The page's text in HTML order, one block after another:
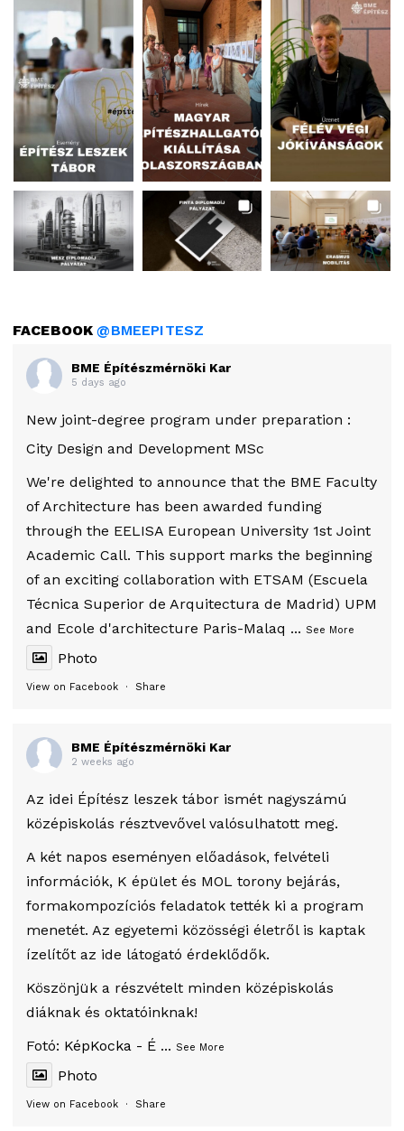
FACEBOOK@BMEEPITESZ
BME Építészmérnöki Kar
5 days ago
New joint-degree program under preparation :
City Design and Development MSc
We're delighted to announce that the BME Faculty
of Architecture has been awarded funding
through the EELISA European University 1st Joint
Academic Call. This support marks the beginning
of an exciting collaboration with ETSAM (Escuela
Técnica Superior de Arquitectura de Madrid) UPM
and Ecole d'architecture Paris-Malaq ... See More
Photo
View on Facebook · Share
BME Építészmérnöki Kar
2 weeks ago
Az idei Építész leszek tábor ismét nagyszámú
középiskolás résztvevővel valósulhatott meg.
A két napos eseményen előadások, felvételi
információk, K épület és MOL torony bejárás,
formakompozíciós feladatok tették ki a program
menetét. Az egyetemi közösségi életről is kaptak
ízelítőt az ide látogató érdeklődők.
Köszönjük a részvételt minden középiskolás
diáknak és oktatóinknak!
Fotó: KépKocka - É ... See More
Photo
View on Facebook · Share